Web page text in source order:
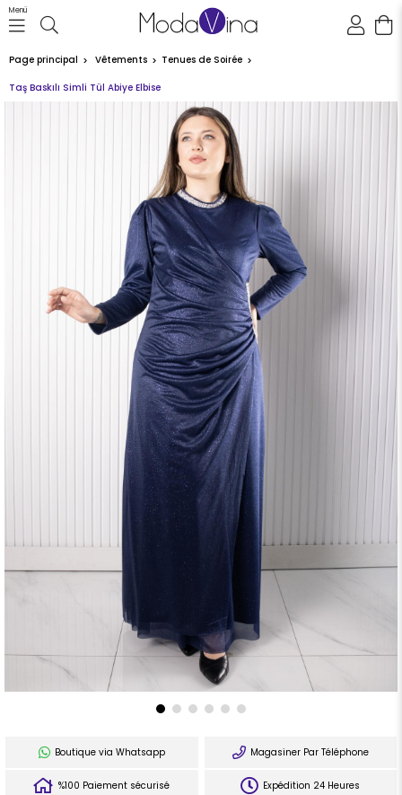
Menü
Page principal Vêtements Tenues de Soirée
Taş Baskılı Simli Tül Abiye Elbise
Boutique via Whatsapp Magasiner Par Téléphone
%100 Paiement sécurisé Expédition 24 Heures